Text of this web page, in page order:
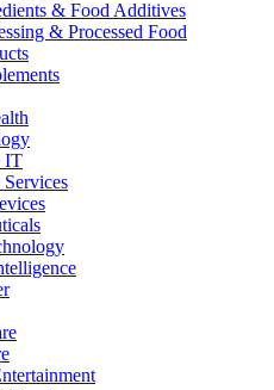
& Food Additives
& Processed Food
IT